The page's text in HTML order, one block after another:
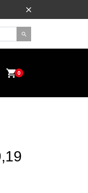
close
search
shopping_cart0